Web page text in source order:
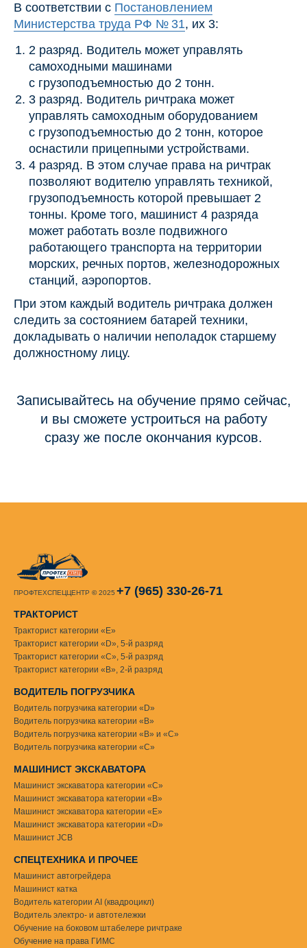
В соответствии с Постановлением
Министерства труда РФ № 31, их 3:
2 разряд. Водитель может управлять
самоходными машинами
с грузоподъемностью до 2 тонн.
3 разряд. Водитель ричтрака может
управлять самоходным оборудованием
с грузоподъемностью до 2 тонн, которое
оснастили прицепными устройствами.
4 разряд. В этом случае права на ричтрак
позволяют водителю управлять техникой,
грузоподъемность которой превышает 2
тонны. Кроме того, машинист 4 разряда
может работать возле подвижного
работающего транспорта на территории
морских, речных портов, железнодорожных
станций, аэропортов.
При этом каждый водитель ричтрака должен
следить за состоянием батарей техники,
докладывать о наличии неполадок старшему
должностному лицу.
Записывайтесь на обучение прямо сейчас,
и вы сможете устроиться на работу
сразу же после окончания курсов.
Машинист автогрейдера
Машинист катка
Обучение на права ГИМС
Обучение на боковом штабелере ричтраке
Водитель электро- и автотележки
Водитель категории AI (квадроцикл)
Машинист экскаватора категории «С»
Машинист экскаватора категории «В»
Машинист экскаватора категории «Е»
Машинист экскаватора категории «D»
Водитель погрузчика категории «D»
Водитель погрузчика категории «В»
Водитель погрузчика категории «В» и «С»
Водитель погрузчика категории «С»
ПРОФТЕХСПЕЦЦЕНТР ©2025
СПЕЦТЕХНИКА И ПРОЧЕЕ
МАШИНИСТ ЭКСКАВАТОРА
ВОДИТЕЛЬ ПОГРУЗЧИКА
Тракторист категории «Е»
Тракторист категории «D», 5-й разряд
Тракторист категории «С», 5-й разряд
Тракторист категории «В», 2-й разряд
ТРАКТОРИСТ
Машинист JCB
+7 (965) 330-26-71